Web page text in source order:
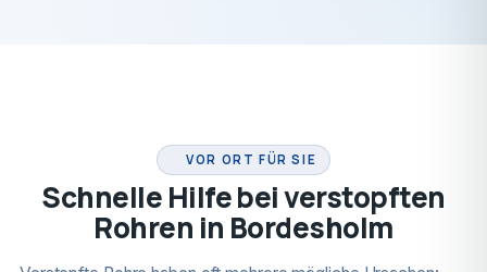
VOR ORT FÜR SIE
Schnelle Hilfe bei verstopften
Rohren in Bordesholm